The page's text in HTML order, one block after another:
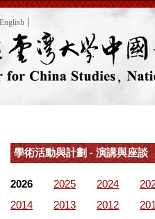
English
學術活動與計劃 - 演講與座談
2026 2025 2024
2014
2013 2012